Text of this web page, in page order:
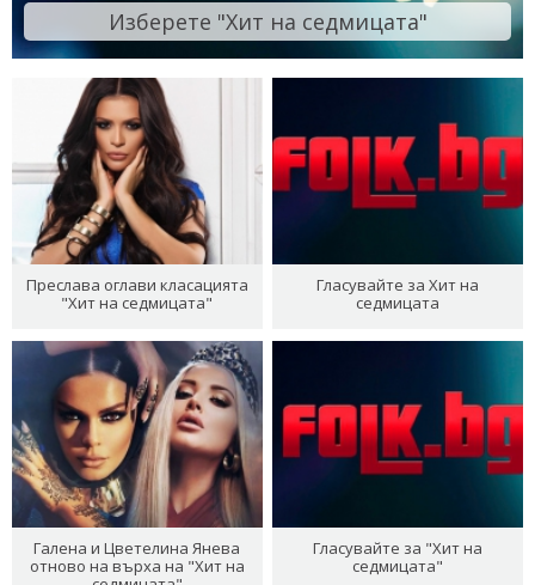
Изберете "Хит на седмицата"
Преслава оглави класацията
"Хит на седмицата"
Гласувайте за Хит на
седмицата
Галена и Цветелина Янева
отново на върха на "Хит на
Гласувайте за "Хит на
седмицата"